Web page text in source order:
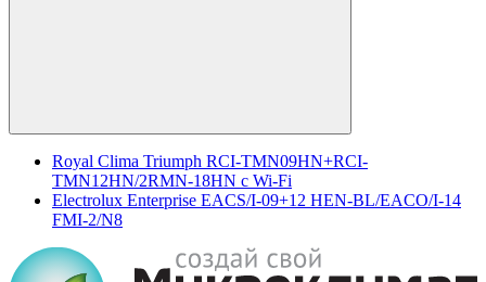
Royal Clima Triumph RCI-TMN09HN+RCI-
TMN12HN/2RMN-18HN с Wi-Fi
Electrolux Enterprise EACS/I-09+12 HEN-BL/EACO/I-14
FMI-2/N8